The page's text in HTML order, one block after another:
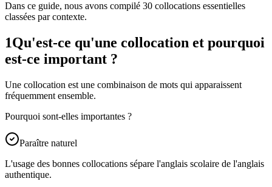
Dans ce guide, nous avons compilé 30 collocations essentielles
classées par contexte.
1Qu'est-ce qu'une collocation et pourquoi
est-ce important ?
Une collocation est une combinaison de mots qui apparaissent
fréquemment ensemble.
Pourquoi sont-elles importantes ?
Paraître naturel
L'usage des bonnes collocations sépare l'anglais scolaire de l'anglais
authentique.